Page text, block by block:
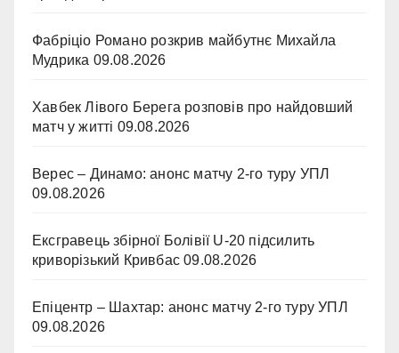
Фабріціо Романо розкрив майбутнє Михайла
Мудрика 09.08.2026
Хавбек Лівого Берега розповів про найдовший
матч у житті 09.08.2026
Верес – Динамо: анонс матчу 2-го туру УПЛ
09.08.2026
Ексгравець збірної Болівії U-20 підсилить
криворізький Кривбас 09.08.2026
Епіцентр – Шахтар: анонс матчу 2-го туру УПЛ
09.08.2026